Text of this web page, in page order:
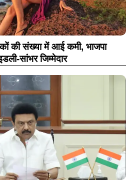
की संख्या में आई कमी, भाजपा
सांभर जिम्मेदार